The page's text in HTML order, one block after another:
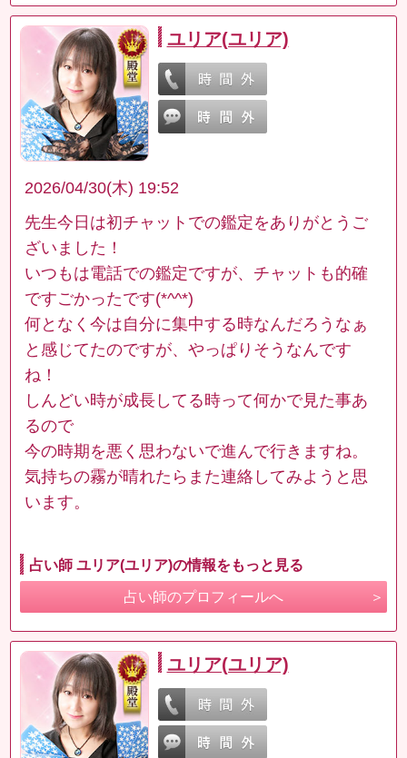
ユリア(ユリア)
2026/04/30(木) 19:52
先生今日は初チャットでの鑑定をありがとうご
ざいました！
いつもは電話での鑑定ですが、チャットも的確
ですごかったです(*^^*)
何となく今は自分に集中する時なんだろうなぁ
と感じてたのですが、やっぱりそうなんです
ね！
しんどい時が成長してる時って何かで見た事あ
るので
今の時期を悪く思わないで進んで行きますね。
気持ちの霧が晴れたらまた連絡してみようと思
います。
占い師 ユリア(ユリア)の情報をもっと見る
占い師のプロフィールへ
ユリア(ユリア)